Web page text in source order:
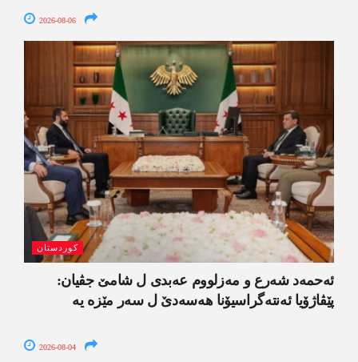
2026-08-06
کوردستان
ئەحمەد شەرع و مەزلووم عەبدی ل شامێ جڤیان:
پێڤاژۆیا ئەنتەگراسیۆنا ھەسەدێ ل سەر مێزە یە
2026-08-04